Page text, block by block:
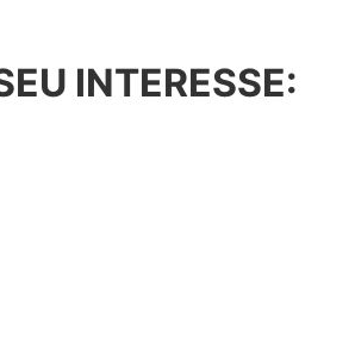
INTERESSE: